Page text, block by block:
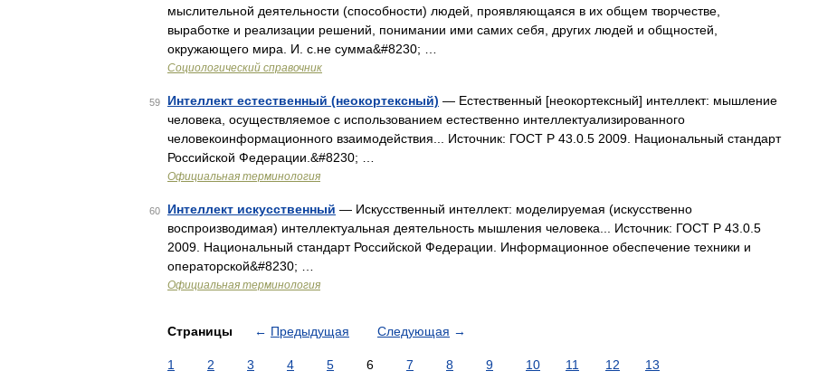
мыслительной деятельности (способности) людей, проявляющаяся в их общем творчестве,
выработке и реализации решений, понимании ими самих себя, других людей и общностей,
окружающего мира. И. с.не сумма&#8230; …
Социологический справочник
59 Интеллект естественный (неокортексный) — Естественный [неокортексный] интеллект: мышление
человека, осуществляемое с использованием естественно интеллектуализированного
человекоинформационного взаимодействия... Источник: ГОСТ Р 43.0.5 2009. Национальный стандарт
Российской Федерации.&#8230; …
Официальная терминология
60 Интеллект искусственный — Искусственный интеллект: моделируемая (искусственно
воспроизводимая) интеллектуальная деятельность мышления человека... Источник: ГОСТ Р 43.0.5
2009. Национальный стандарт Российской Федерации. Информационное обеспечение техники и
операторской&#8230; …
Официальная терминология
Страницы ← Предыдущая Следующая →
1 2 3 4 5 6 7 8 9 10 11 12 13